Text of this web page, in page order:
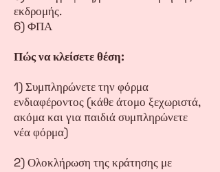
εκδρομής.
6) ΦΠΑ
Πώς να κλείσετε θέση:
1) Συμπληρώνετε την φόρμα
ενδιαφέροντος (κάθε άτομο ξεχωριστά,
ακόμα και για παιδιά συμπληρώνετε
νέα φόρμα)
2) Ολοκλήρωση της κράτησης με